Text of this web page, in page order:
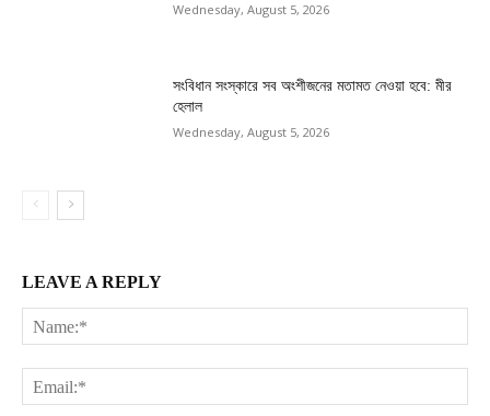
Wednesday, August 5, 2026
সংবিধান সংস্কারে সব অংশীজনের মতামত নেওয়া হবে: মীর
হেলাল
Wednesday, August 5, 2026
LEAVE A REPLY